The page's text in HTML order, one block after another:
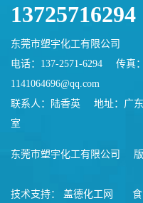
13725716294
东莞市塑宇化工有限公司
电话：137-2571-6294
传真
1141064696@qq.com
联系人：陆香英
地址：广
室
东莞市塑宇化工有限公司
技术支持： 盖德化工网